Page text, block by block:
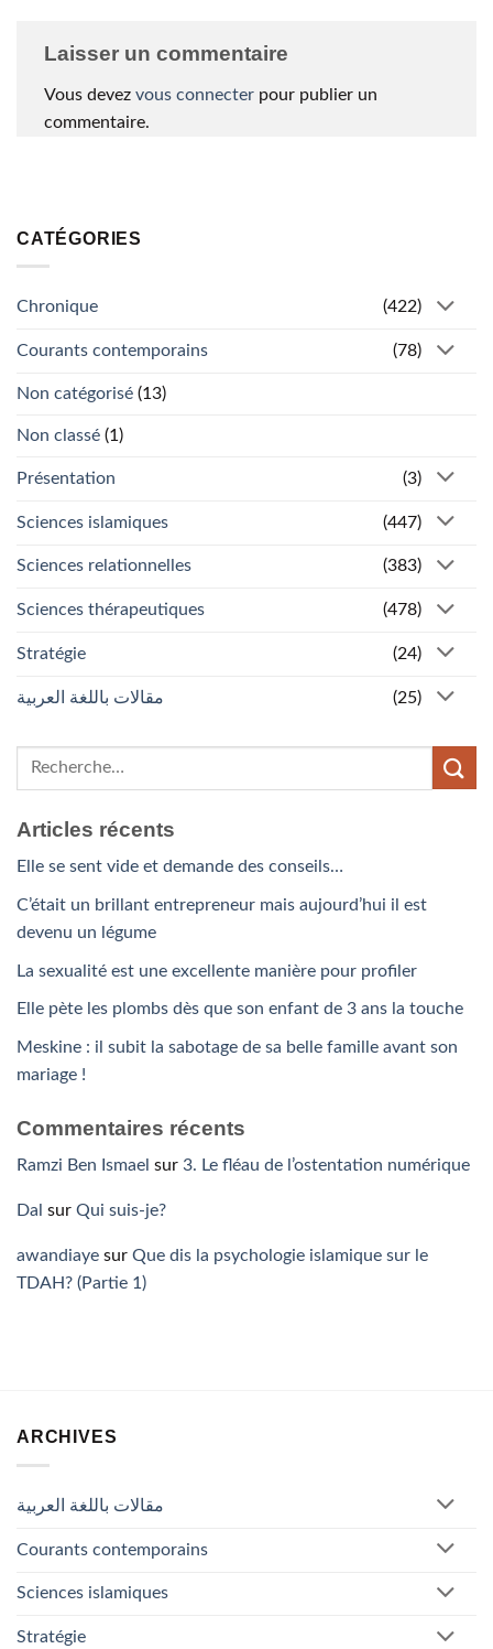
Laisser un commentaire
Vous devez vous connecter pour publier un
commentaire.
CATÉGORIES
Chronique (422)
Courants contemporains (78)
Non catégorisé (13)
Non classé (1)
Présentation (3)
Sciences islamiques (447)
Sciences relationnelles (383)
Sciences thérapeutiques (478)
Stratégie (24)
مقالات باللغة العربية (25)
Articles récents
Elle se sent vide et demande des conseils…
C’était un brillant entrepreneur mais aujourd’hui il est
devenu un légume
La sexualité est une excellente manière pour profiler
Elle pète les plombs dès que son enfant de 3 ans la touche
Meskine : il subit la sabotage de sa belle famille avant son
mariage !
Commentaires récents
Ramzi Ben Ismael sur 3. Le fléau de l’ostentation numérique
Dal sur Qui suis-je?
awandiaye sur Que dis la psychologie islamique sur le
TDAH? (Partie 1)
ARCHIVES
مقالات باللغة العربية
Courants contemporains
Sciences islamiques
Stratégie